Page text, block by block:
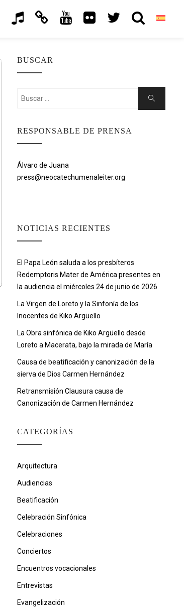
BUSCAR
Buscar:
Buscar
RESPONSABLE DE PRENSA
Álvaro de Juana
press@neocatechumenaleiter.org
NOTICIAS RECIENTES
El Papa León saluda a los presbíteros
Redemptoris Mater de América presentes en
la audiencia el miércoles 24 de junio de 2026
La Virgen de Loreto y la Sinfonía de los
Inocentes de Kiko Argüello
La Obra sinfónica de Kiko Argüello desde
Loreto a Macerata, bajo la mirada de María
Causa de beatificación y canonización de la
sierva de Dios Carmen Hernández
Retransmisión Clausura causa de
Canonización de Carmen Hernández
CATEGORÍAS
Arquitectura
Audiencias
Beatificación
Celebración Sinfónica
Celebraciones
Conciertos
Encuentros vocacionales
Entrevistas
Evangelización